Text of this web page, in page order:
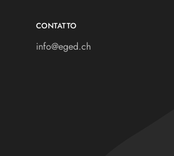
CONTATTO
info@eged.ch